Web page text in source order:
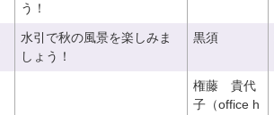
う！
水引で秋の風景を楽しみま
しょう！
黒須
権藤 貴代
子（office h